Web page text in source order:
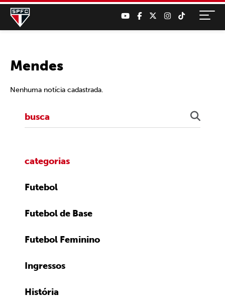
Mendes
Nenhuma notícia cadastrada.
categorias
Futebol
Futebol de Base
Futebol Feminino
Ingressos
História